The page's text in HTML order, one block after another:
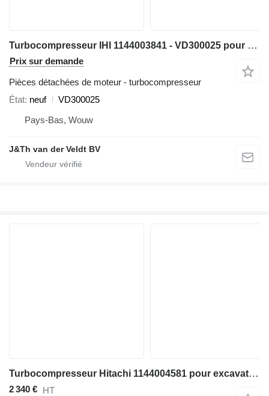
Turbocompresseur IHI 1144003841 - VD300025 pour excavateur Hitachi ZX600 ZX800 JD600C ZX650H ZX850H JD800LC ZX670-5G ZX870-5G
Prix sur demande
Pièces détachées de moteur - turbocompresseur
État neuf
VD300025
Pays-Bas, Wouw
J&Th van der Veldt BV
Turbocompresseur Hitachi 1144004581 pour excavateur Hitachi ZX670-5
2 340 € HT